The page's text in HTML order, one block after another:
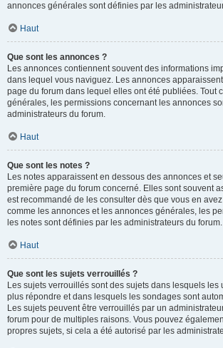
annonces générales sont définies par les
Haut
Que sont les annonces ?
Les annonces contiennent souvent des informations
dans lequel vous naviguez. Les annonces
page du forum dans lequel elles ont été publiées. Tout
générales, les permissions concernant les annonces
administrateurs du forum.
Haut
Que sont les notes ?
Les notes apparaissent en dessous des annonces et
première page du forum concerné. Elles sont souvent
est recommandé de les consulter dès que vous en
comme les annonces et les annonces générales, les
les notes sont définies par les administrateurs du forum.
Haut
Que sont les sujets verrouillés ?
Les sujets verrouillés sont des sujets dans lesquels les
plus répondre et dans lesquels les sondages sont
Les sujets peuvent être verrouillés par un
forum pour de multiples raisons. Vous pouvez
propres sujets, si cela a été autorisé par les